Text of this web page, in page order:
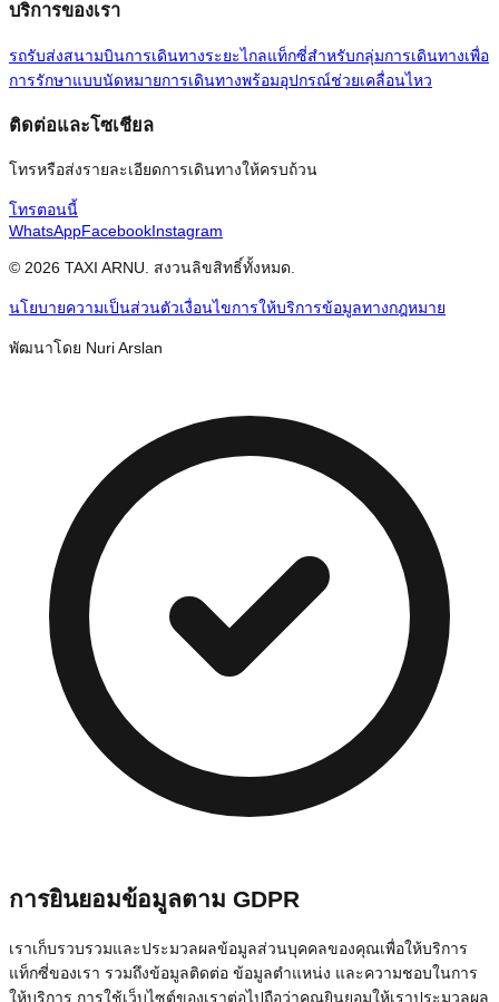
บริการของเรา
รถรับส่งสนามบินการเดินทางระยะไกลแท็กซี่สำหรับกลุ่มการเดินทางเพื่อ
การรักษาแบบนัดหมายการเดินทางพร้อมอุปกรณ์ช่วยเคลื่อนไหว
ติดต่อและโซเชียล
โทรหรือส่งรายละเอียดการเดินทางให้ครบถ้วน
โทรตอนนี้
WhatsAppFacebookInstagram
© 2026 TAXI ARNU. สงวนลิขสิทธิ์ทั้งหมด.
นโยบายความเป็นส่วนตัวเงื่อนไขการให้บริการข้อมูลทางกฎหมาย
พัฒนาโดย Nuri Arslan
การยินยอมข้อมูลตาม GDPR
เราเก็บรวบรวมและประมวลผลข้อมูลส่วนบุคคลของคุณเพื่อให้บริการ
แท็กซี่ของเรา รวมถึงข้อมูลติดต่อ ข้อมูลตำแหน่ง และความชอบในการ
ให้บริการ การใช้เว็บไซต์ของเราต่อไปถือว่าคุณยินยอมให้เราประมวลผล